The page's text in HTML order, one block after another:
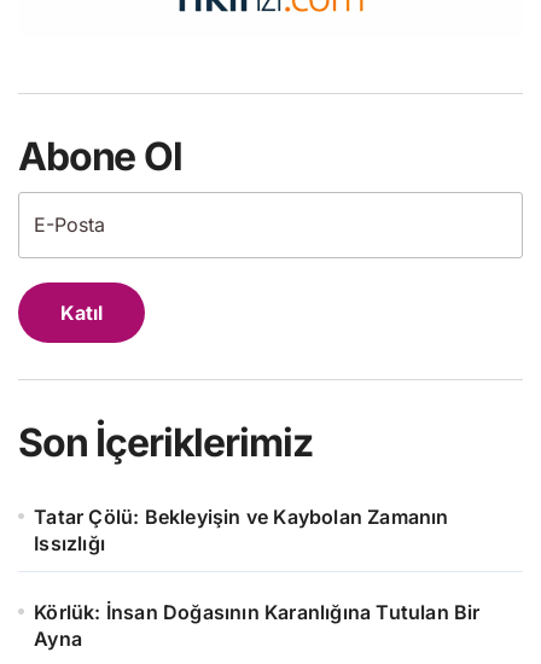
Abone Ol
Katıl
Son İçeriklerimiz
Tatar Çölü: Bekleyişin ve Kaybolan Zamanın
Issızlığı
Körlük: İnsan Doğasının Karanlığına Tutulan Bir
Ayna